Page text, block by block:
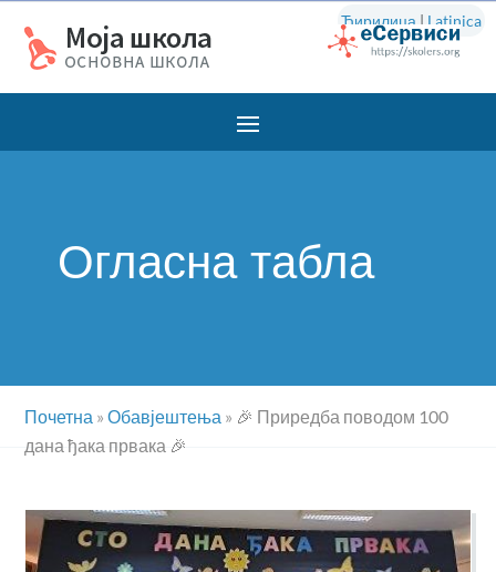
Ћирилица | Latinica
Огласна табла
Почетна »Обавјештења » 🎉 Приредба поводом 100
дана ђака првака 🎉